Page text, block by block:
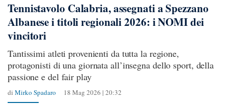
Tennistavolo Calabria, assegnati a Spezzano
Albanese i titoli regionali 2026: i NOMI dei
vincitori
Tantissimi atleti provenienti da tutta la regione,
protagonisti di una giornata all’insegna dello sport, della
passione e del fair play
di Mirko Spadaro 18 Mag 2026 | 20:32